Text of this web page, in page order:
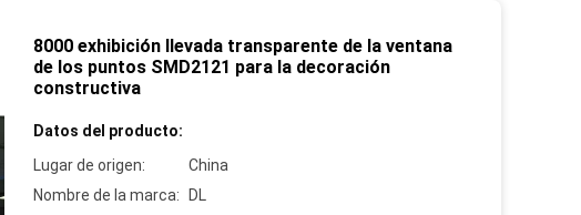
8000 exhibición llevada transparente de la ventana
de los puntos SMD2121 para la decoración
constructiva
Datos del producto:
Lugar de origen:
China
Nombre de la marca:
DL